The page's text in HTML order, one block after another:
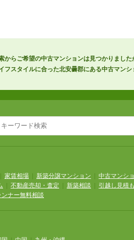
らご希望の中古マンションは見つかりまし
スタイルに合った北安曇郡にある中古マンシ
家賃相場 新築分譲マンション 中古マンシ
不動産売却・査定 新築相談 引越し見積
ナー無料相談